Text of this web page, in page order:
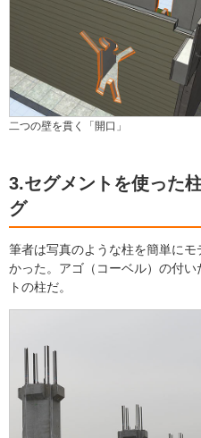
二つの壁を貫く「開口」
3.セグメントを使った
グ
筆者は写真のような柱を簡単にモ
かった。アゴ（コーベル）の付い
トの柱だ。